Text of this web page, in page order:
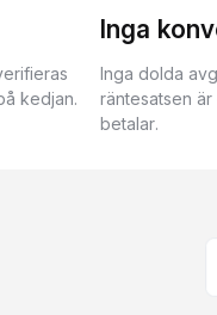
kedjan.
Inga
Inga dolda
räntesatsen
betalar.